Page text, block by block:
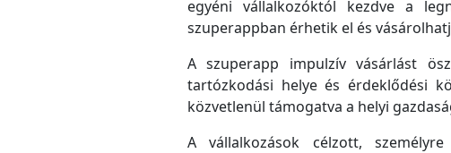
egyéni vállalkozóktól kezdve a
szuperappban érhetik el és
A szuperapp impulzív vásárlást
tartózkodási helye és érdeklődési
közvetlenül támogatva a helyi
A vállalkozások célzott,